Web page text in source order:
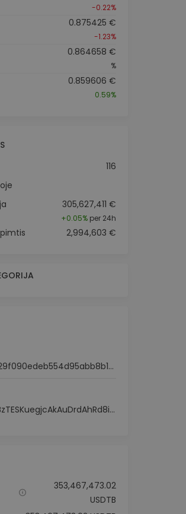
-0.22%
0.875425 €
-1.23%
0.864658 €
%
0.859606 €
0.59%
116
305,627,411 €
+0.05%per 24h
2,994,603 €
0xc139190f447e929f090edeb554d95abb8b18ac1c
8yXrtJ54jZtE84xEBzTESKuegjcAkAuDrdAhRd8i8n3T
353,467,473.02
USDTB